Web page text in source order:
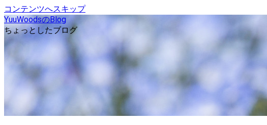
コンテンツへスキップ
YuuWoodsのBlog
ちょっとしたブログ